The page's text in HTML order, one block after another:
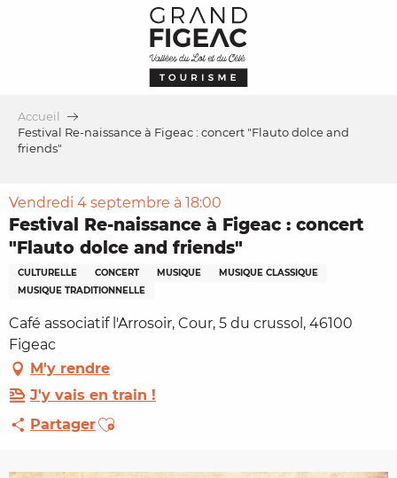
Accueil
Festival Re-naissance à Figeac : concert "Flauto dolce and
friends"
Vendredi 4 septembre à 18:00
Festival Re-naissance à Figeac : concert
"Flauto dolce and friends"
CULTURELLE CONCERT MUSIQUE
MUSIQUE CLASSIQUE
MUSIQUE TRADITIONNELLE
Café associatif l'Arrosoir, Cour, 5 du crussol, 46100
Figeac
M'y rendre
J'y vais en train !
PartagerAjouter aux favoris